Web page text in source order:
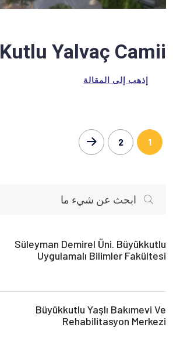
Kutlu Yalvaç Camii
إذهب إلى المقالة
1
2
Süleyman Demirel Üni. Büyükkutlu
Uygulamalı Bilimler Fakültesi
Büyükkutlu Yaşlı Bakımevi Ve
Rehabilitasyon Merkezi